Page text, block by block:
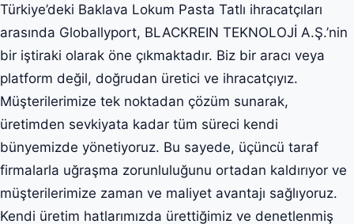
Türkiye’deki Baklava Lokum Pasta Tatlı ihracatçıları
arasında Globallyport, BLACKREIN TEKNOLOJİ A.Ş.’nin
bir iştiraki olarak öne çıkmaktadır. Biz bir aracı veya
platform değil, doğrudan üretici ve ihracatçıyız.
Müşterilerimize tek noktadan çözüm sunarak,
üretimden sevkiyata kadar tüm süreci kendi
bünyemizde yönetiyoruz. Bu sayede, üçüncü taraf
firmalarla uğraşma zorunluluğunu ortadan kaldırıyor ve
müşterilerimize zaman ve maliyet avantajı sağlıyoruz.
Kendi üretim hatlarımızda ürettiğimiz ve denetlenmiş